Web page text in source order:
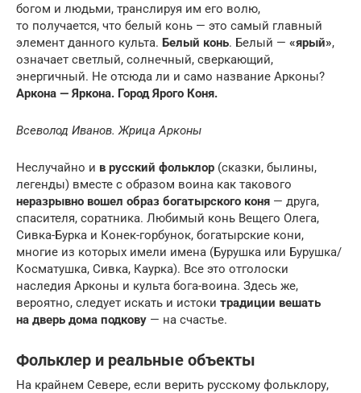
богом и людьми, транслируя им его волю,
то получается, что белый конь — это самый главный
элемент данного культа. Белый конь. Белый — «ярый»,
означает светлый, солнечный, сверкающий,
энергичный. Не отсюда ли и само название Арконы?
Аркона — Яркона. Город Ярого Коня.
Всеволод Иванов. Жрица Арконы
Неслучайно и в русский фольклор (сказки, былины,
легенды) вместе с образом воина как такового
неразрывно вошел образ богатырского коня — друга,
спасителя, соратника. Любимый конь Вещего Олега,
Сивка-Бурка и Конек-горбунок, богатырские кони,
многие из которых имели имена (Бурушка или Бурушка/
Косматушка, Сивка, Каурка). Все это отголоски
наследия Арконы и культа бога-воина. Здесь же,
вероятно, следует искать и истоки традиции вешать
на дверь дома подкову — на счастье.
Фольклер и реальные объекты
Нa крайнем Севере, если верить русскому фольклору,